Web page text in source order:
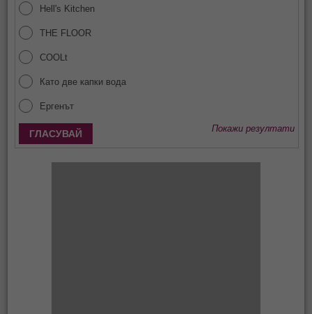
Hell's Kitchen
THE FLOOR
COOLt
Като две капки вода
Ергенът
Покажи резултати